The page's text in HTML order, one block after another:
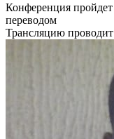
Конференция пройдет
переводом
Трансляцию проводит